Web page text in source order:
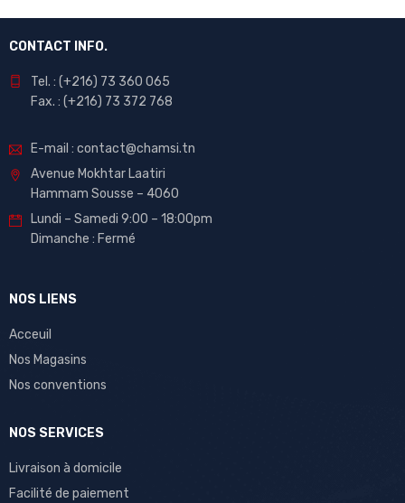
CONTACT INFO.
Tel. : (+216) 73 360 065
Fax. : (+216) 73 372 768
E-mail : contact@chamsi.tn
Avenue Mokhtar Laatiri
Hammam Sousse – 4060
Lundi – Samedi 9:00 – 18:00pm
Dimanche : Fermé
NOS LIENS
Acceuil
Nos Magasins
Nos conventions
NOS SERVICES
Livraison à domicile
Facilité de paiement